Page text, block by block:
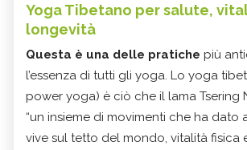
Yoga Tibetano per salute,
longevità
Questa è una delle pratiche più
l’essenza di tutti gli yoga. Lo yoga
power yoga) è ciò che il lama Tsering
“un insieme di movimenti che ha dato
vive sul tetto del mondo, vitalità fisica